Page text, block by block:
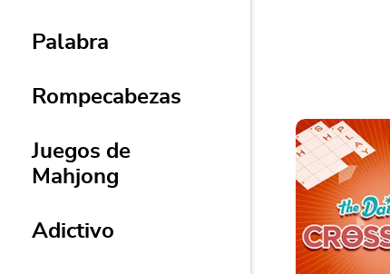
Palabra
Rompecabezas
Juegos de
Mahjong
Adictivo